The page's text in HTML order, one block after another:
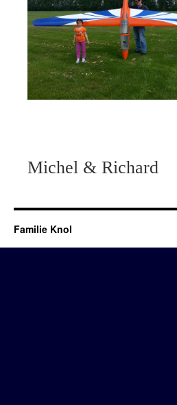
Michel & Richard
Familie Knol